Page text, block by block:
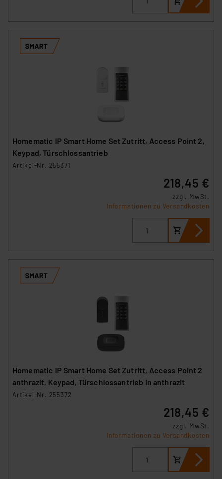
Homematic IP Smart Home Set Zutritt, Access Point 2,
Keypad, Türschlossantrieb
Artikel-Nr. 255371
218,45 €
zzgl. MwSt.
Informationen zu Versandkosten
Homematic IP Smart Home Set Zutritt, Access Point 2
anthrazit, Keypad, Türschlossantrieb in anthrazit
Artikel-Nr. 255372
218,45 €
zzgl. MwSt.
Informationen zu Versandkosten